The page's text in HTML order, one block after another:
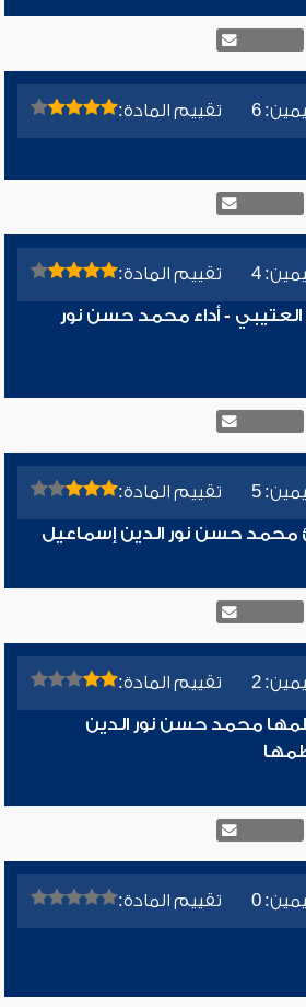
6 تقييم المادة:
4 تقييم المادة:
- أداء محمد حسن نور
5 تقييم المادة:
محمد حسن نور الدين إسماعيل
2 تقييم المادة:
محمد حسن نور الدين
0 تقييم المادة: